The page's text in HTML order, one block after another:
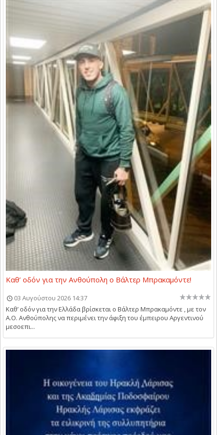
Καθ’ οδόν για την Ανθούπολη ο Βάλτερ Μπρακαμόντε!
03 Αυγούστου 2026 14:37
Καθ’ οδόν για την Ελλάδα βρίσκεται ο Βάλτερ Μπρακαμόντε , με τον
Α.Ο. Ανθούπολης να περιμένει την άφιξη του έμπειρου Αργεντινού
μεσοεπι...